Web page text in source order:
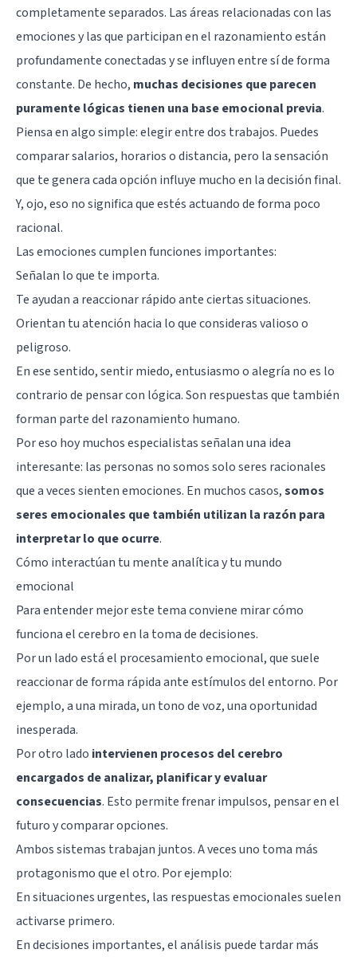
completamente separados. Las áreas relacionadas con las
emociones y las que participan en el razonamiento están
profundamente conectadas y se influyen entre sí de forma
constante. De hecho, muchas decisiones que parecen
puramente lógicas tienen una base emocional previa.
Piensa en algo simple: elegir entre dos trabajos. Puedes
comparar salarios, horarios o distancia, pero la sensación
que te genera cada opción influye mucho en la decisión final.
Y, ojo, eso no significa que estés actuando de forma poco
racional.
Las emociones cumplen funciones importantes:
Señalan lo que te importa.
Te ayudan a reaccionar rápido ante ciertas situaciones.
Orientan tu atención hacia lo que consideras valioso o
peligroso.
En ese sentido, sentir miedo, entusiasmo o alegría no es lo
contrario de pensar con lógica. Son respuestas que también
forman parte del razonamiento humano.
Por eso hoy muchos especialistas señalan una idea
interesante: las personas no somos solo seres racionales
que a veces sienten emociones. En muchos casos,somos
seres emocionales que también utilizan la razón para
interpretar lo que ocurre.
Cómo interactúan tu mente analítica y tu mundo
emocional
Para entender mejor este tema conviene mirar cómo
funciona el cerebro en la toma de decisiones.
Por un lado está el procesamiento emocional, que suele
reaccionar de forma rápida ante estímulos del entorno. Por
ejemplo, a una mirada, un tono de voz, una oportunidad
inesperada.
Por otro lado intervienen procesos del cerebro
encargados de analizar, planificar y evaluar
consecuencias. Esto permite frenar impulsos, pensar en el
futuro y comparar opciones.
Ambos sistemas trabajan juntos. A veces uno toma más
protagonismo que el otro. Por ejemplo:
En situaciones urgentes, las respuestas emocionales suelen
activarse primero.
En decisiones importantes, el análisis puede tardar más